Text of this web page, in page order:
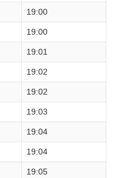
19:00
19:00
19:01
19:02
19:02
19:03
19:04
19:04
19:05